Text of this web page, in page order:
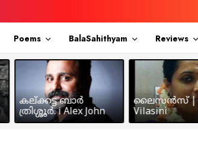
Poems BalaSahithyam Reviews
കല്ക്കട്ട ബാർ
ത്രിശ്ശൂർ. i Alex John
ലൈസൻസ് |
Vilasini